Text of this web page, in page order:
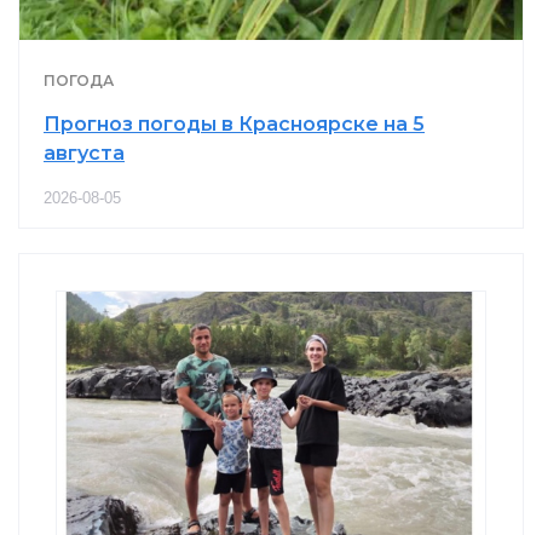
ПОГОДА
Прогноз погоды в Красноярске на 5
августа
2026-08-05